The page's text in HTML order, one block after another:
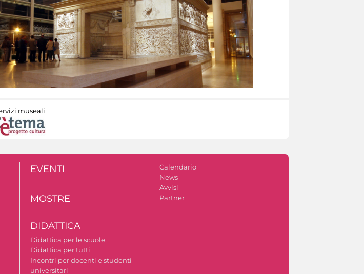
museali
EVENTI
MOSTRE
DIDATTICA
Didattica per le scuole
Didattica per tutti
Incontri per docenti e studenti
universitari
Calendario
News
Avvisi
Partner